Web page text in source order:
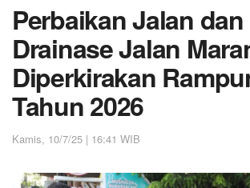
Perbaikan Jalan dan
Drainase Jalan
Diperkirakan
Tahun 2026
Kamis, 10/7/25 | 16:41 WIB